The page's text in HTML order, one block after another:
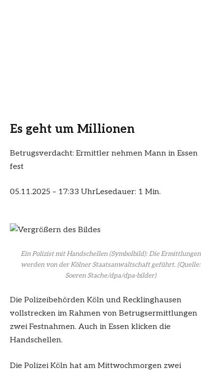
Es geht um Millionen
Betrugsverdacht: Ermittler nehmen Mann in Essen
fest
05.11.2025 – 17:33 UhrLesedauer: 1 Min.
Ein Polizist mit Handschellen (Symbolbild): Die Ermittlungen
werden von der Kölner Staatsanwaltschaft geführt. (Quelle:
Soeren Stache/dpa/dpa-bilder)
Die Polizeibehörden Köln und Recklinghausen
vollstrecken im Rahmen von Betrugsermittlungen
zwei Festnahmen. Auch in Essen klicken die
Handschellen.
Die Polizei Köln hat am Mittwochmorgen zwei